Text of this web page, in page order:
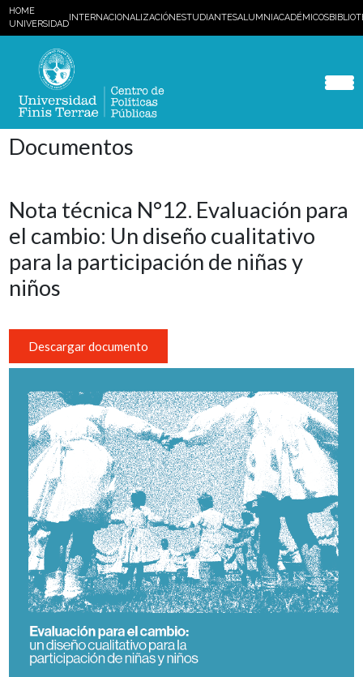
HOME
UNIVERSIDAD
INTERNACIONALIZACIÓNESTUDIANTESALUMNIACADÉMICOS
Documentos
Nota técnica N°12. Evaluación para
el cambio: Un diseño cualitativo
para la participación de niñas y
niños
Descargar documento